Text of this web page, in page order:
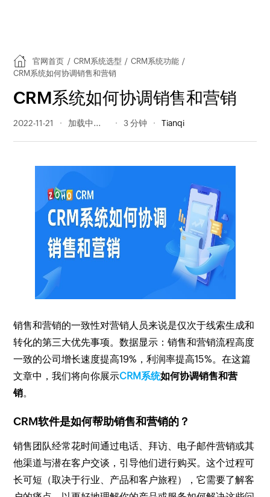
官网首页 / CRM系统选型 / CRM系统功能 /
CRM系统如何协调销售和营销
CRM系统如何协调销售和营销
2022-11-21 274 阅读量 3 分钟 Tianqi
销售和营销的一致性对营销人员来说是仅次于线索生成和
转化的第三大优先事项。数据显示：销售和营销流程高度
一致的公司增长速度提高19%，利润率提高15%。在这篇
文章中，我们将向你展示CRM系统如何协调销售和营
销。
CRM软件是如何帮助销售和营销的？
销售团队经常花时间通过电话、拜访、电子邮件营销或其
他渠道与潜在客户交谈，引导他们进行购买。这个过程可
长可短（取决于行业、产品和客户旅程），它需要了解客